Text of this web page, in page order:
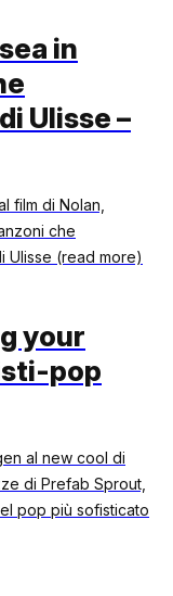
in
Ulisse –
film di Nolan,
che
Ulisse (read more)
your
pop
al new cool di
di Prefab Sprout,
pop più sofisticato